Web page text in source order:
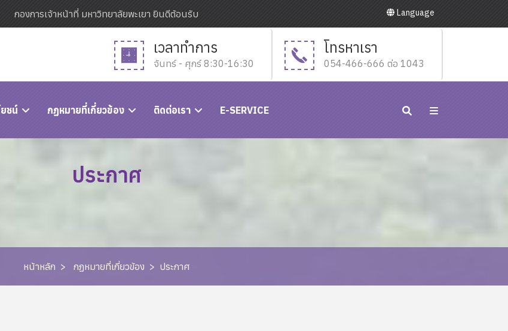
กองการเจ้าหน้าที่ มหาวิทยาลัยพะเยา ยินดีต้อนรับ Language
เวลาทำการ
จันทร์ - ศุกร์ 8:30-16:30
โทรหาเรา
054-466-666 ต่อ 1043
ชน์ กฏหมายที่เกี่ยวข้อง ติดต่อเรา E-SERVICE
ประกาศ
หน้าหลัก > กฏหมายที่เกี่ยวข้อง > ประกาศ